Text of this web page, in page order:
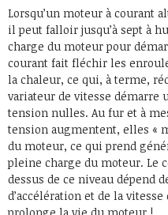
Lorsqu’un moteur à courant
il peut falloir jusqu’à sept à
charge du moteur pour
courant fait fléchir les
la chaleur, ce qui, à terme,
variateur de vitesse démarre
tension nulles. Au fur et à
tension augmentent, elles «
du moteur, ce qui prend
pleine charge du moteur. Le
dessus de ce niveau dépend
d’accélération et de la